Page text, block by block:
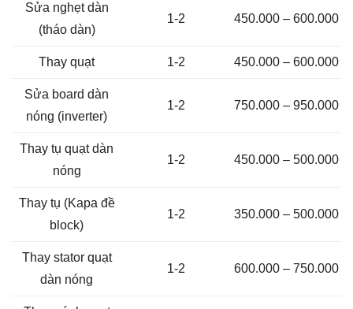
Sửa nghẹt dàn
(tháo dàn)
1-2 450.000 – 600.000
Thay quạt 1-2 450.000 – 600.000
Sửa board dàn
nóng (inverter)
1-2 750.000 – 950.000
Thay tụ quạt dàn
nóng
1-2 450.000 – 500.000
Thay tụ (Kapa đề
block)
1-2 350.000 – 500.000
Thay stator quạt
dàn nóng
1-2 600.000 – 750.000